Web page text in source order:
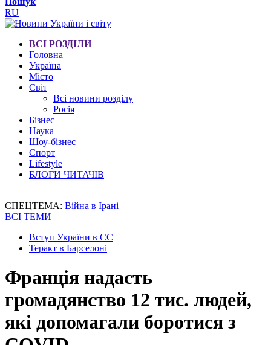
RU
ВСІ РОЗДІЛИ
Головна
Україна
Місто
Світ
Всі новини розділу
Росія
Бізнес
Наука
Шоу-бізнес
Спорт
Lifestyle
БЛОГИ ЧИТАЧІВ
СПЕЦТЕМА: Війна в Ірані
ВСІ ТЕМИ
Вступ України в ЄС
Теракт в Барселоні
Франція надасть
громадянство 12 тис. людей,
які допомагали боротися з